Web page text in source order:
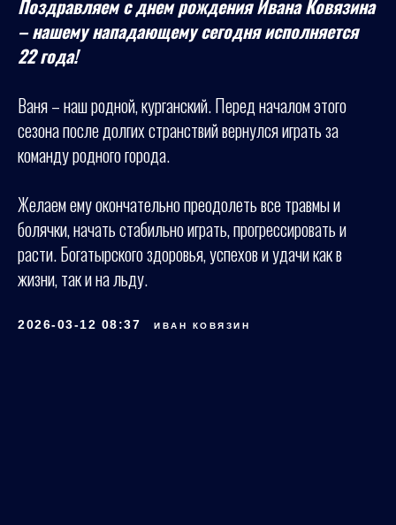
Поздравляем с днем рождения Ивана Ковязина
– нашему нападающему сегодня исполняется
22 года!
Ваня – наш родной, курганский. Перед началом этого
сезона после долгих странствий вернулся играть за
команду родного города.
Желаем ему окончательно преодолеть все травмы и
болячки, начать стабильно играть, прогрессировать и
расти. Богатырского здоровья, успехов и удачи как в
жизни, так и на льду.
2026-03-12 08:37 ИВАН КОВЯЗИН